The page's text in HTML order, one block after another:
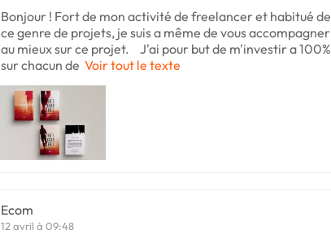
Bonjour ! Fort de mon activité de freelancer et habitué de
ce genre de projets, je suis a même de vous accompagner
au mieux sur ce projet. J'ai pour but de m'investir a 100%
sur chacun de Voir tout le texte
Ecom
12 avril à 09:48